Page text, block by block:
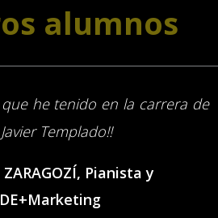
alumnos
he tenido en la carrera de
Templado!!
ZARAGOZÍ, Pianista y